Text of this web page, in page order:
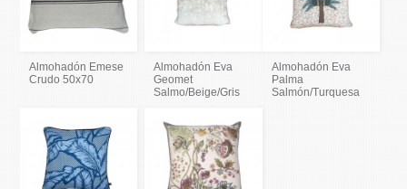
Almohadón Emese
Crudo 50x70
Almohadón Eva
Geomet
Salmo/Beige/Gris
Almohadón Eva
Palma
Salmón/Turquesa